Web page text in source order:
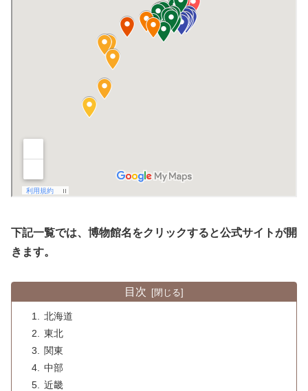
下記一覧では、博物館名をクリックすると公式サイトが開
きます。
目次
北海道
東北
関東
中部
近畿